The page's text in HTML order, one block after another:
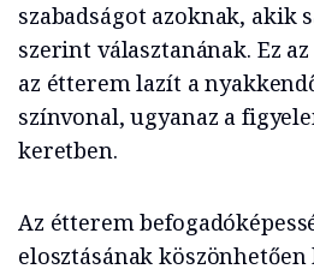
szabadságot azoknak, akik
szerint választanának. Ez
az étterem lazít a
színvonal, ugyanaz a
keretben.
Az étterem
elosztásának